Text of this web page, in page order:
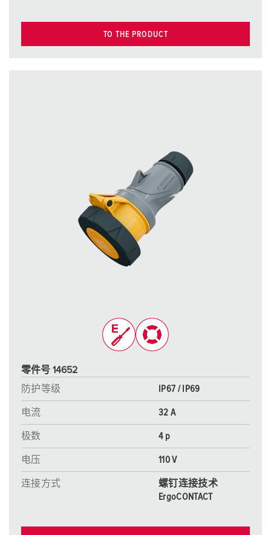
TO THE PRODUCT
零件号 14652
防护等级
IP67 / IP69
电流 32 A
极数 4 p
电压 110 V
连接方式
螺钉连接技术
ErgoCONTACT